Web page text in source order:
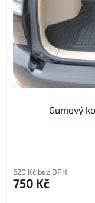
Gumový
620 Kč bez DPH
750 Kč